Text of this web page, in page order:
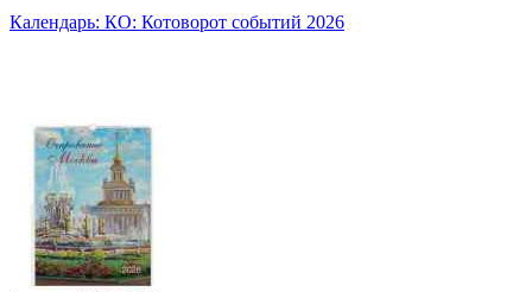
Календарь: КО: Котоворот событий 2026